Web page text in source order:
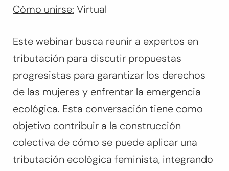
Cómo unirse: Virtual
Este webinar busca reunir a expertos en
tributación para discutir propuestas
progresistas para garantizar los derechos
de las mujeres y enfrentar la emergencia
ecológica. Esta conversación tiene como
objetivo contribuir a la construcción
colectiva de cómo se puede aplicar una
tributación ecológica feminista, integrando